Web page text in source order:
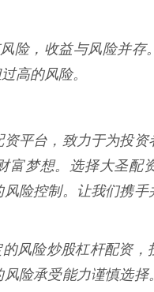
险，收益与风险并存
高的风险。
平台，致力于为投
富梦想。选择大圣配
险控制。让我们携
风险炒股杠杆配资
险承受能力谨慎选